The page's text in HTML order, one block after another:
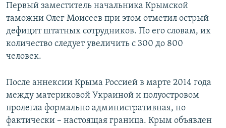
Первый заместитель начальника Крымской
таможни Олег Моисеев при этом отметил острый
дефицит штатных сотрудников. По его словам, их
количество следует увеличить с 300 до 800
человек.
После аннексии Крыма Россией в марте 2014 года
между материковой Украиной и полуостровом
пролегла формально административная, но
фактически – настоящая граница. Крым объявлен